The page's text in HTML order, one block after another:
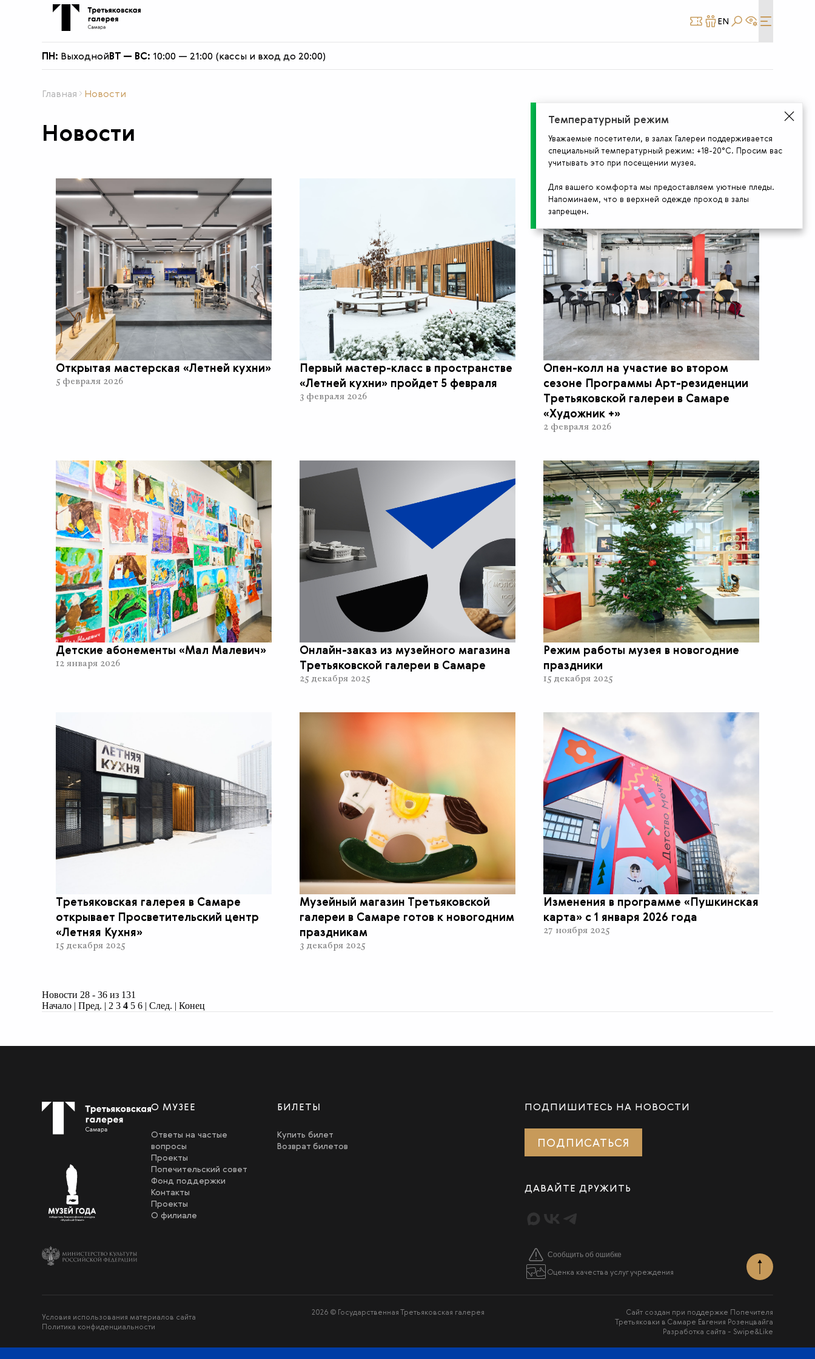
КУПИТЬ
СТАТЬ
EN
ПН: ВыходнойВТ — ВС: 10:00 — 21:00 (кассы и вход до 20:00)
О филиале
Главная Новости
Новости
Открытая мастерская «Летней кухни»
5 февраля 2026
Первый мастер-класс в пространстве
«Летней кухни» пройдет 5 февраля
3 февраля 2026
Опен-колл на участие во втором
сезоне Программы Арт-резиденции
Третьяковской галереи в Самаре
«Художник +»
2 февраля 2026
Детские абонементы «Мал Малевич»
12 января 2026
Онлайн-заказ из музейного магазина
Третьяковской галереи в Самаре
25 декабря 2025
Режим работы музея в новогодние
праздники
15 декабря 2025
Третьяковская галерея в Самаре
открывает Просветительский центр
«Летняя Кухня»
15 декабря 2025
Музейный магазин Третьяковской
галереи в Самаре готов к новогодним
праздникам
3 декабря 2025
Изменения в программе «Пушкинская
карта» с 1 января 2026 года
27 ноября 2025
Новости 28 - 36 из 131
Начало |Пред. | 2 3 4 5 6 |След. |Конец
О МУЗЕЕ
Ответы на частые
вопросы
Проекты
Попечительский совет
Фонд поддержки
Контакты
Проекты
О филиале
БИЛЕТЫ
Купить билет
Возврат билетов
ПОДПИШИТЕСЬ НА НОВОСТИ
ПОДПИСАТЬСЯ
ДАВАЙТЕ ДРУЖИТЬ
Сообщить об ошибке
Оценка качества услуг учреждения
Условия использования материалов сайта
Политика конфиденциальности
2026 © Государственная Третьяковская галерея
Сайт создан при поддержке Попечителя
Третьяковки в Самаре Евгения Розенцвайга
Разработка сайта - Swipe&Like
Температурный режим
Уважаемые посетители, в залах Галереи поддерживается
специальный температурный режим: +18-20°С. Просим вас
учитывать это при посещении музея.
Для вашего комфорта мы предоставляем уютные пледы.
Напоминаем, что в верхней одежде проход в залы
запрещен.